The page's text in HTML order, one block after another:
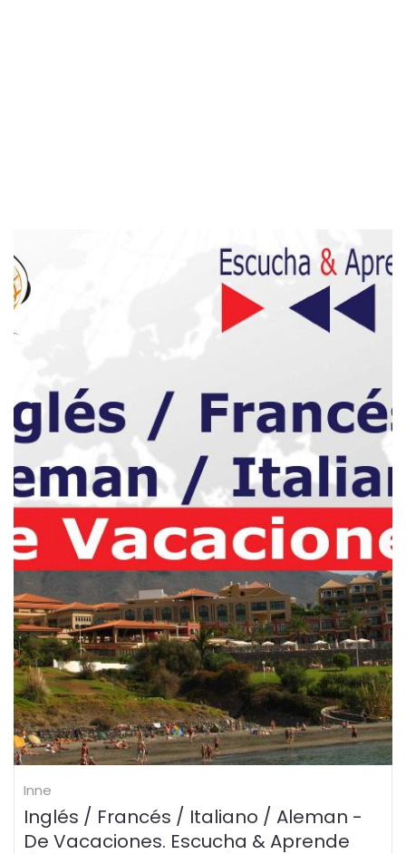
Inne
Inglés / Francés / Italiano / Aleman -
De Vacaciones. Escucha & Aprende